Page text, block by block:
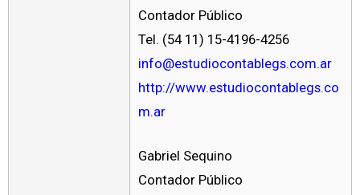
Contador Público
Tel. (54 11) 15-4196-4256
info@estudiocontablegs.com.ar
http://www.estudiocontablegs.co
m.ar
Gabriel Sequino
Contador Público